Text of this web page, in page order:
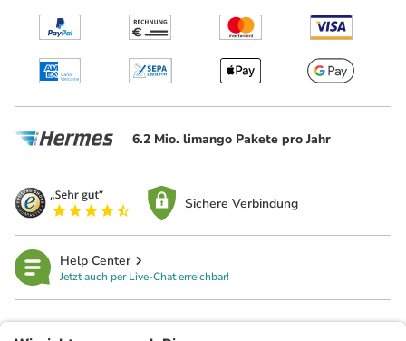
6.2 Mio. limango Pakete pro Jahr
Sichere Verbindung
Help Center
Jetzt auch per Live-Chat erreichbar!